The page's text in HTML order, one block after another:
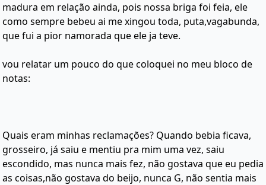
madura em relação ainda, pois nossa briga foi feia, ele
como sempre bebeu ai me xingou toda, puta,vagabunda,
que fui a pior namorada que ele ja teve.
vou relatar um pouco do que coloquei no meu bloco de
notas:
Quais eram minhas reclamações? Quando bebia ficava,
grosseiro, já saiu e mentiu pra mim uma vez, saiu
escondido, mas nunca mais fez, não gostava que eu pedia
as coisas,não gostava do beijo, nunca G, não sentia mais